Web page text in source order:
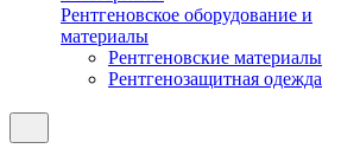
Рентгеновское оборудование и
материалы
Рентгеновские материалы
Рентгенозащитная одежда